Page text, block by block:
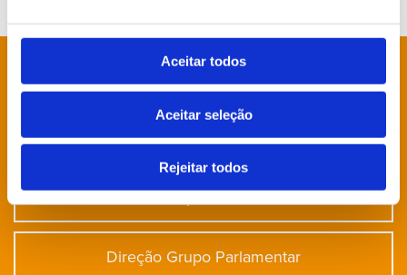
Aceitar todos
Aceitar seleção
Rejeitar todos
Está à procura de algo específico?
Notícias
Deputados
Direção Grupo Parlamentar